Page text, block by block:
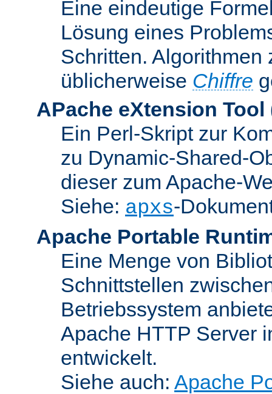
Eine eindeutige
Lösung eines
Schritten.
üblicherweise Chiffre
APache eXtension Tool
Ein Perl-Skript zur
zu Dynamic-Shared-
dieser zum Apache-
Siehe: apxs-
Apache Portable
Eine Menge von
Schnittstellen
Betriebssystem
Apache HTTP Server
entwickelt.
Siehe auch: Apache